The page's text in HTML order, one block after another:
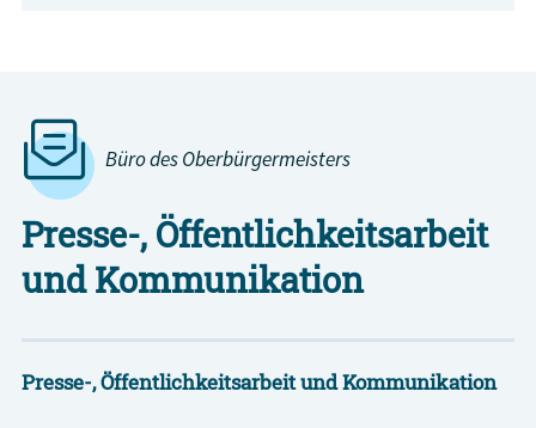
Büro des Oberbürgermeisters
Presse-, Öffentlichkeitsarbeit
und Kommunikation
Presse-, Öffentlichkeitsarbeit und Kommunikation